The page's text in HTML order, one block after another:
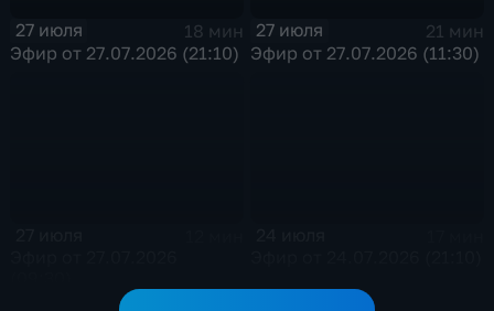
27 июля
18 мин
Эфир от 27.07.2026 (21:10)
27 июля
21 мин
Эфир от 27.07.2026 (11:30)